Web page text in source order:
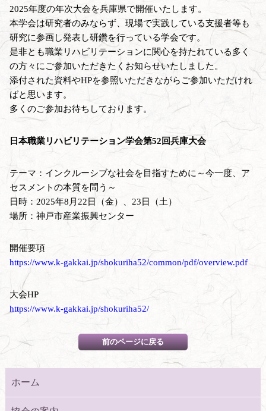
2025年度の年次大会を兵庫県で開催いたします。
本学会は研究者のみならず、現場で実践している支援者等も
研究に参画し発表し研鑽を行っている学会です。
是非とも職業リハビリテーションに関心を持たれている多く
の方々にご参加いただきたくお知らせいたしました。
添付された資料やHPを参照いただきながらご参加いただけれ
ばと思います。
多くのご参加お待ちしております。
日本職業リハビリテーション学会第52回兵庫大会
テーマ：インクルーシブな社会を目指すために～今一度、ア
セスメントの本質を問う～
日時：2025年8月22日（金）、23日（土）
場所：神戸市産業振興センター
開催要項
https://www.k-gakkai.jp/shokuriha52/common/pdf/overview.pdf
大会HP
https://www.k-gakkai.jp/shokuriha52/
ホーム